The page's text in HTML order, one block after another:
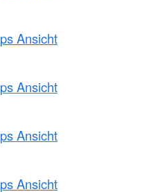
Ansicht
Ansicht
Ansicht
Ansicht